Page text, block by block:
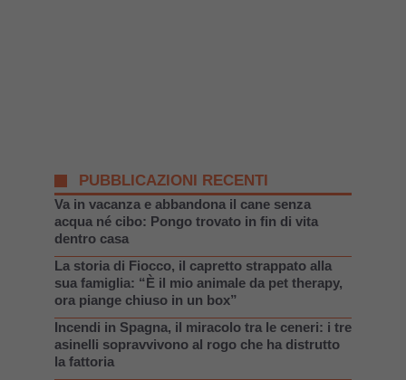
PUBBLICAZIONI RECENTI
Va in vacanza e abbandona il cane senza
acqua né cibo: Pongo trovato in fin di vita
dentro casa
La storia di Fiocco, il capretto strappato alla
sua famiglia: “È il mio animale da pet therapy,
ora piange chiuso in un box”
Incendi in Spagna, il miracolo tra le ceneri: i tre
asinelli sopravvivono al rogo che ha distrutto
la fattoria